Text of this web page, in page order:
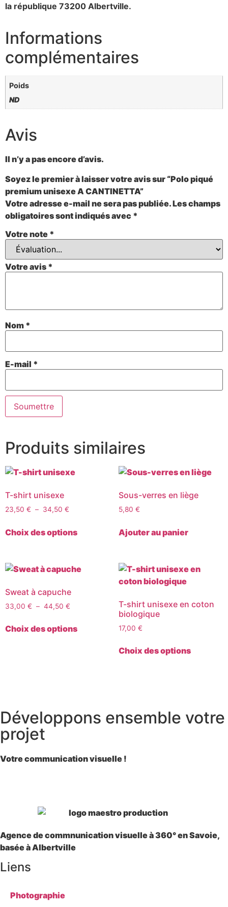
la république 73200 Albertville.
Informations
complémentaires
Poids
ND
Avis
Il n’y a pas encore d’avis.
Soyez le premier à laisser votre avis sur “Polo piqué
premium unisexe A CANTINETTA”
Votre adresse e-mail ne sera pas publiée.Les champs
obligatoires sont indiqués avec *
Votre note *
Votre avis *
Nom *
E-mail *
Produits similaires
T-shirt unisexe
23,50 € – 34,50 €
Choix des options
Sous-verres en liège
5,80 €
Ajouter au panier
Sweat à capuche
33,00 € – 44,50 €
Choix des options
T-shirt unisexe en coton
biologique
17,00 €
Choix des options
Développons ensemble votre
projet
Votre communication visuelle !
Agence de commnunication visuelle à 360° en Savoie,
basée à Albertville
Liens
Photographie